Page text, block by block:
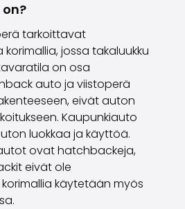
tarkoittavat
jossa takaluukku
on osa
auto ja viistoperä
eivät auton
Kaupunkiauto
luokkaa ja käyttöä.
ovat hatchbackeja,
eivät ole
käytetään myös